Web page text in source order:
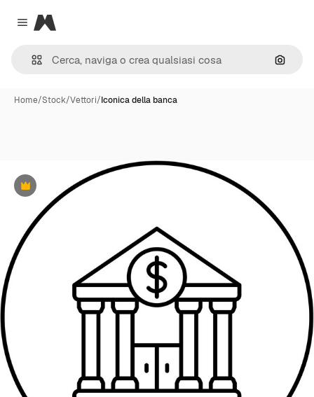
Close menu
Magnific
Cerca
Home/Stock/Vettori/Iconica della banca
Premium